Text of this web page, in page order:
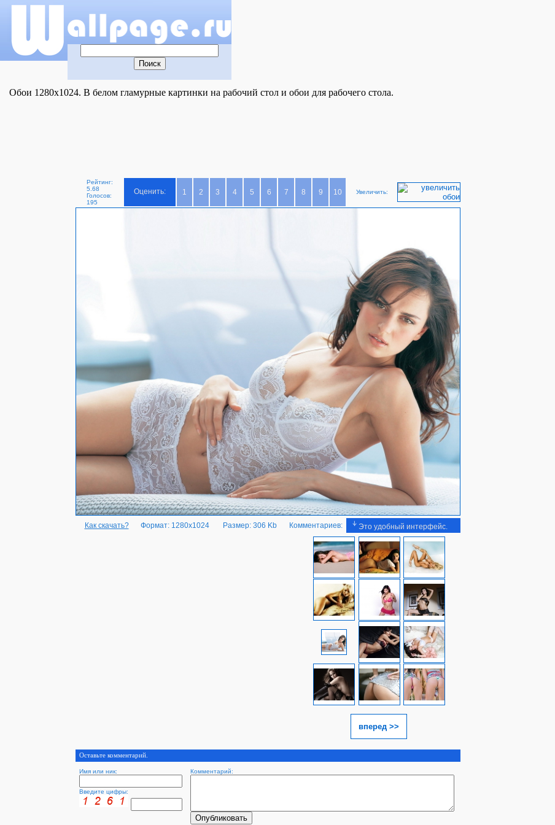
Обои 1280x1024. В белом гламурные картинки на рабочий стол и обои для рабочего стола.
Рейтинг:
5.68
Голосов:
195
Оценить: 1 2 3 4 5 6 7 8 9 10 Увеличить:
Как скачать? Формат: 1280x1024 Размер: 306 Kb Комментариев: Это удобный интерфейс.
вперед >>
Оставьте комментарий.
Имя или ник: Комментарий:
Введите цифры: